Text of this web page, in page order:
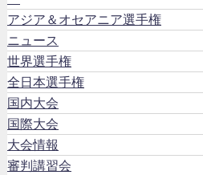
アジア＆オセアニア選手権
ニュース
世界選手権
全日本選手権
国内大会
国際大会
大会情報
審判講習会